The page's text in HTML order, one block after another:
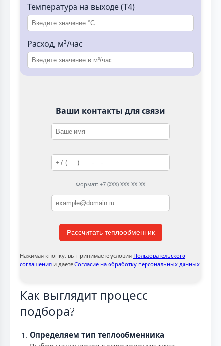
Температура на выходе (T4)
Расход, м³/час
Ваши контакты для связи
Формат: +7 (XXX) XXX-XX-XX
Рассчитать теплообменник
Нажимая кнопку, вы принимаете условия Пользовательского
соглашения и даете Согласие на обработку персональных данных
Как выглядит процесс
подбора?
Определяем тип теплообменника